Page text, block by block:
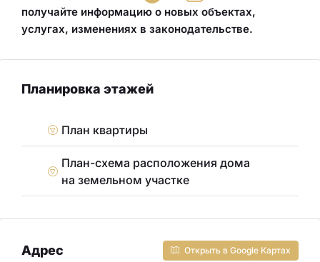
получайте информацию о новых объектах,
услугах, изменениях в законодательстве.
Планировка этажей
План квартиры
План-схема расположения дома
на земельном участке
Адрес Открыть в Google Картах